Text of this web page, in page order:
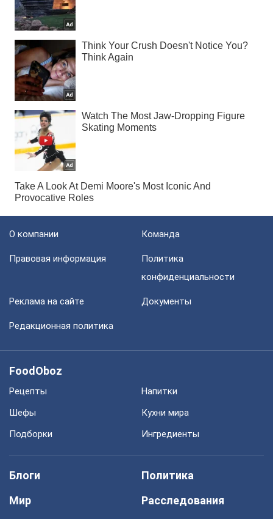
О компании Команда
Правовая информация
Политика
конфиденциальности
Реклама на сайте Документы
Редакционная политика
FoodOboz
Рецепты
Напитки
Шефы
Кухни мира
Подборки
Ингредиенты
Блоги
Политика
Мир
Расследования